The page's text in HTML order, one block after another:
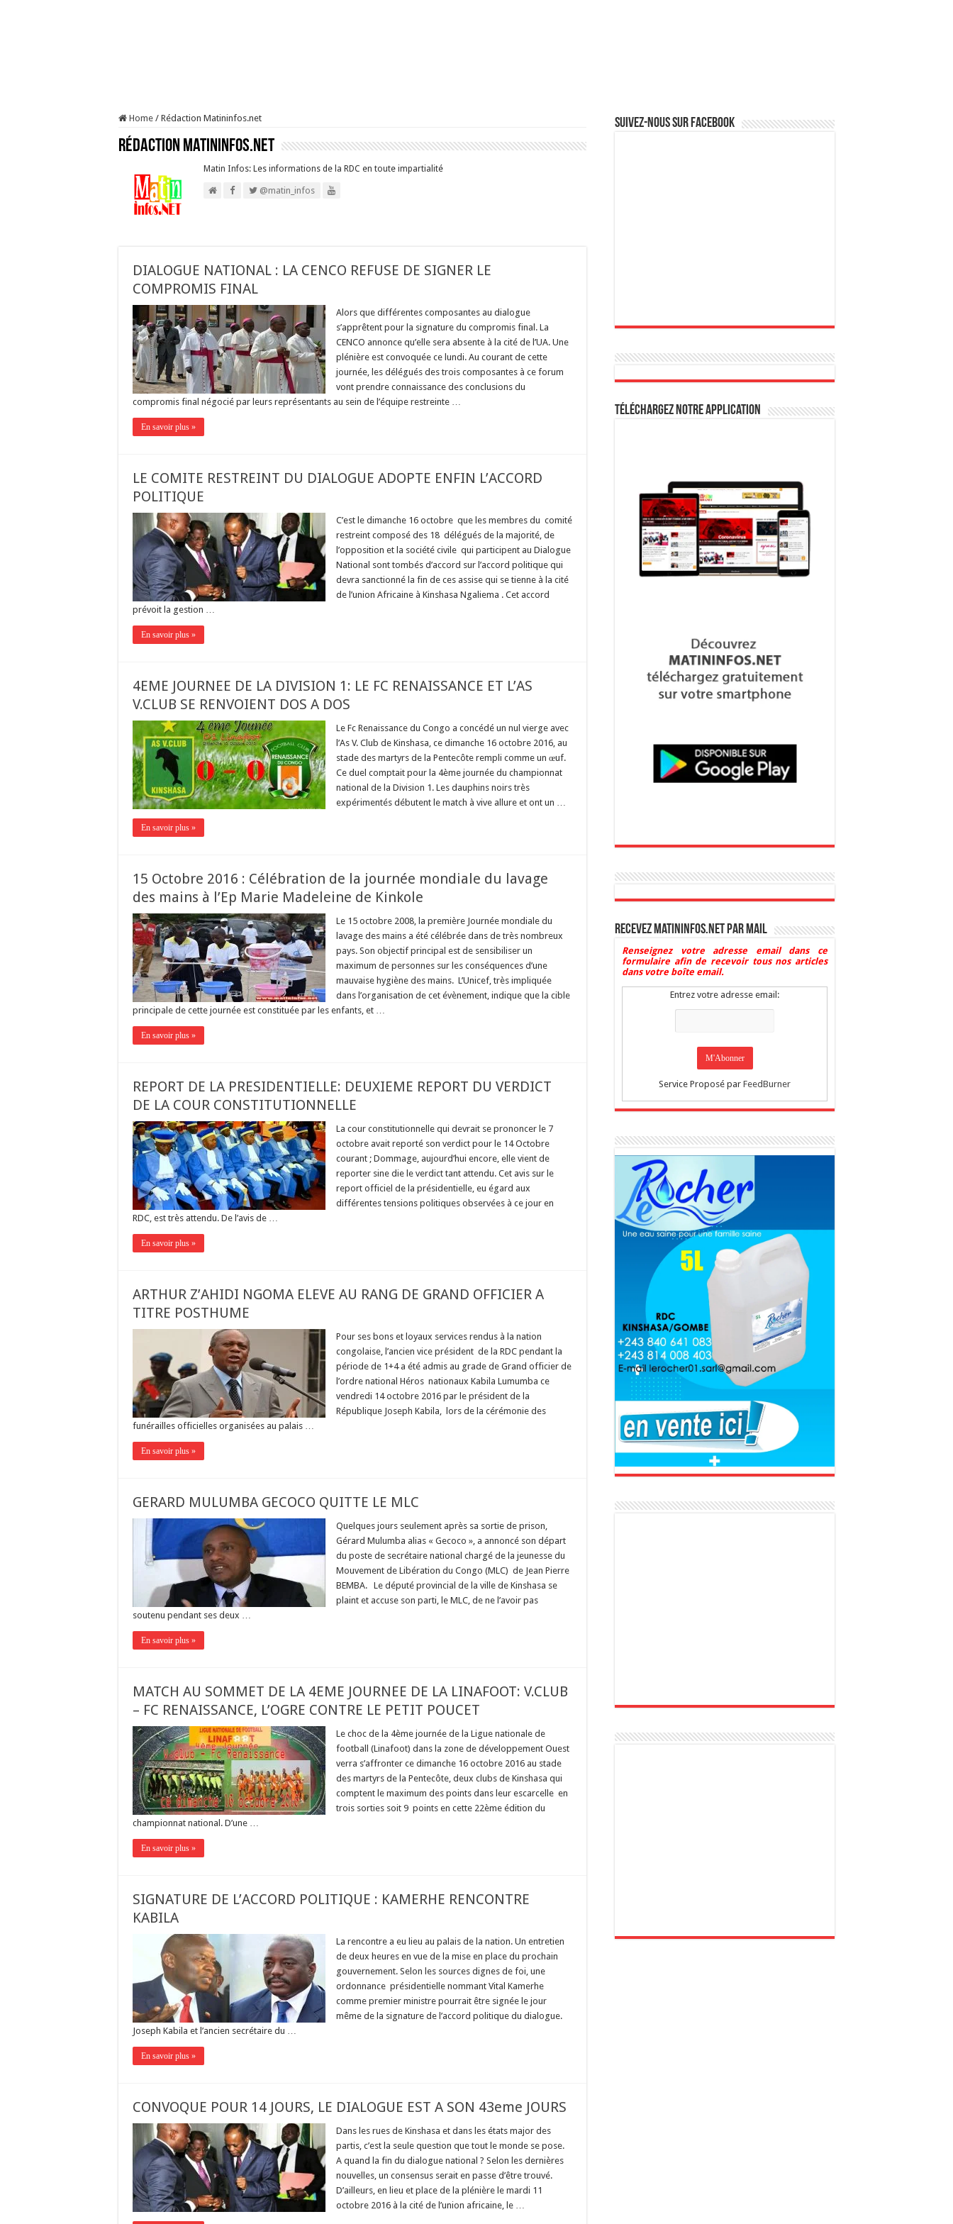
Home / Rédaction Matininfos.net
Rédaction Matininfos.net
Matin Infos: Les informations de la RDC en toute impartialité
@matin_infos
DIALOGUE NATIONAL : LA CENCO REFUSE DE SIGNER LE
COMPROMIS FINAL
Alors que différentes composantes au dialogue
s’apprêtent pour la signature du compromis final. La
CENCO annonce qu’elle sera absente à la cité de l’UA. Une
plénière est convoquée ce lundi. Au courant de cette
journée, les délégués des trois composantes à ce forum
vont prendre connaissance des conclusions du
compromis final négocié par leurs représentants au sein de l’équipe restreinte …
En savoir plus »
LE COMITE RESTREINT DU DIALOGUE ADOPTE ENFIN L’ACCORD
POLITIQUE
C’est le dimanche 16 octobre que les membres du comité
restreint composé des 18 délégués de la majorité, de
l’opposition et la société civile qui participent au Dialogue
National sont tombés d’accord sur l’accord politique qui
devra sanctionné la fin de ces assise qui se tienne à la cité
de l’union Africaine à Kinshasa Ngaliema . Cet accord
prévoit la gestion …
En savoir plus »
4EME JOURNEE DE LA DIVISION 1: LE FC RENAISSANCE ET L’AS
V.CLUB SE RENVOIENT DOS A DOS
Le Fc Renaissance du Congo a concédé un nul vierge avec
l’As V. Club de Kinshasa, ce dimanche 16 octobre 2016, au
stade des martyrs de la Pentecôte rempli comme un œuf.
Ce duel comptait pour la 4ème journée du championnat
national de la Division 1. Les dauphins noirs très
expérimentés débutent le match à vive allure et ont un …
En savoir plus »
15 Octobre 2016 : Célébration de la journée mondiale du lavage
des mains à l’Ep Marie Madeleine de Kinkole
Le 15 octobre 2008, la première Journée mondiale du
lavage des mains a été célébrée dans de très nombreux
pays. Son objectif principal est de sensibiliser un
maximum de personnes sur les conséquences d’une
mauvaise hygiène des mains. L’Unicef, très impliquée
dans l’organisation de cet évènement, indique que la cible
principale de cette journée est constituée par les enfants, et …
En savoir plus »
REPORT DE LA PRESIDENTIELLE: DEUXIEME REPORT DU VERDICT
DE LA COUR CONSTITUTIONNELLE
La cour constitutionnelle qui devrait se prononcer le 7
octobre avait reporté son verdict pour le 14 Octobre
courant ; Dommage, aujourd’hui encore, elle vient de
reporter sine die le verdict tant attendu. Cet avis sur le
report officiel de la présidentielle, eu égard aux
différentes tensions politiques observées à ce jour en
RDC, est très attendu. De l’avis de …
En savoir plus »
ARTHUR Z’AHIDI NGOMA ELEVE AU RANG DE GRAND OFFICIER A
TITRE POSTHUME
Pour ses bons et loyaux services rendus à la nation
congolaise, l’ancien vice président de la RDC pendant la
période de 1+4 a été admis au grade de Grand officier de
l’ordre national Héros nationaux Kabila Lumumba ce
vendredi 14 octobre 2016 par le président de la
République Joseph Kabila, lors de la cérémonie des
funérailles officielles organisées au palais …
En savoir plus »
GERARD MULUMBA GECOCO QUITTE LE MLC
Quelques jours seulement après sa sortie de prison,
Gérard Mulumba alias « Gecoco », a annoncé son départ
du poste de secrétaire national chargé de la jeunesse du
Mouvement de Libération du Congo (MLC) de Jean Pierre
BEMBA. Le député provincial de la ville de Kinshasa se
plaint et accuse son parti, le MLC, de ne l’avoir pas
soutenu pendant ses deux …
En savoir plus »
MATCH AU SOMMET DE LA 4EME JOURNEE DE LA LINAFOOT: V.CLUB
– FC RENAISSANCE, L’OGRE CONTRE LE PETIT POUCET
Le choc de la 4ème journée de la Ligue nationale de
football (Linafoot) dans la zone de développement Ouest
verra s’affronter ce dimanche 16 octobre 2016 au stade
des martyrs de la Pentecôte, deux clubs de Kinshasa qui
comptent le maximum des points dans leur escarcelle en
trois sorties soit 9 points en cette 22ème édition du
championnat national. D’une …
En savoir plus »
SIGNATURE DE L’ACCORD POLITIQUE : KAMERHE RENCONTRE
KABILA
La rencontre a eu lieu au palais de la nation. Un entretien
de deux heures en vue de la mise en place du prochain
gouvernement. Selon les sources dignes de foi, une
ordonnance présidentielle nommant Vital Kamerhe
comme premier ministre pourrait être signée le jour
même de la signature de l’accord politique du dialogue.
Joseph Kabila et l’ancien secrétaire du …
En savoir plus »
CONVOQUE POUR 14 JOURS, LE DIALOGUE EST A SON 43eme JOURS
Dans les rues de Kinshasa et dans les états major des
partis, c’est la seule question que tout le monde se pose.
A quand la fin du dialogue national ? Selon les dernières
nouvelles, un consensus serait en passe d’être trouvé.
D’ailleurs, en lieu et place de la plénière le mardi 11
octobre 2016 à la cité de l’union africaine, le …
Suivez-nous sur Facebook
Téléchargez notre Application
Recevez Matininfos.net par mail
Renseignez votre adresse email dans ce
formulaire afin de recevoir tous nos articles
dans votre boîte email.
Entrez votre adresse email:
Service Proposé par FeedBurner